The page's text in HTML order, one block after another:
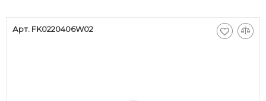
Арт. FK0220406W02